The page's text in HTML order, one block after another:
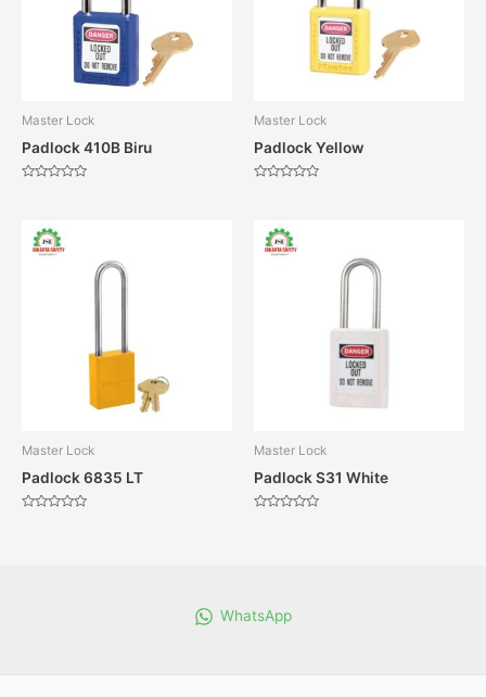
Master Lock
Padlock 410B Biru
Master Lock
Padlock Yellow
Master Lock
Padlock 6835 LT
Master Lock
Padlock S31 White
WhatsApp